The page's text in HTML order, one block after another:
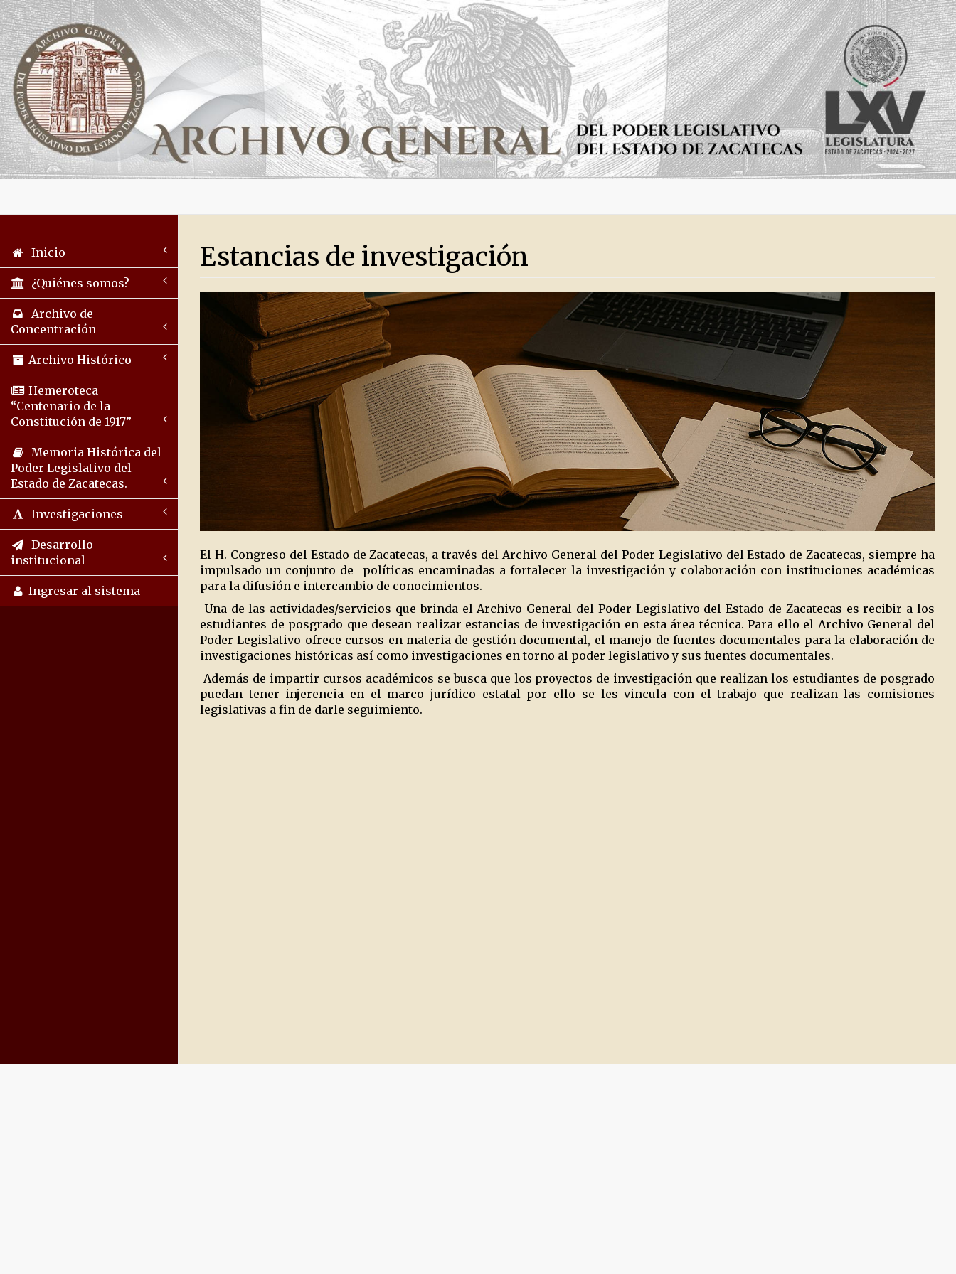
Inicio
¿Quiénes somos?
Archivo de
Concentración
Archivo Histórico
Hemeroteca
“Centenario de la
Constitución de 1917”
Memoria Histórica del
Poder Legislativo del
Estado de Zacatecas.
Investigaciones
Desarrollo
institucional
Ingresar al sistema
Estancias de investigación
El H. Congreso del Estado de Zacatecas, a través del Archivo General del Poder Legislativo del Estado de Zacatecas, siempre ha
impulsado un conjunto de
políticas encaminadas a fortalecer la investigación y colaboración con instituciones académicas
para la difusión e intercambio de conocimientos.
Una de las actividades/servicios que brinda el Archivo General del Poder Legislativo del Estado de Zacatecas es recibir a los
estudiantes de posgrado que desean realizar estancias de investigación en esta área técnica. Para ello el Archivo General del
Poder Legislativo ofrece cursos en materia de gestión documental, el manejo de fuentes documentales para la elaboración de
investigaciones históricas así como investigaciones en torno al poder legislativo y sus fuentes documentales.
Además de impartir cursos académicos se busca que los proyectos de investigación que realizan los estudiantes de posgrado
puedan tener injerencia en el marco jurídico estatal por ello se les vincula con el trabajo que realizan las comisiones
legislativas a fin de darle seguimiento.